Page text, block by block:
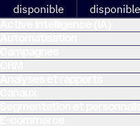
disponible
disponible